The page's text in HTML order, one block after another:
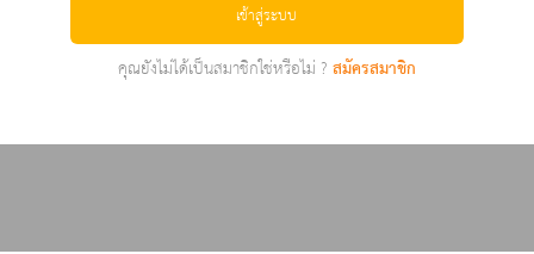
เข้าสู่ระบบ
คุณยังไม่ได้เป็นสมาชิกใช่หรือไม่ ?สมัครสมาชิก